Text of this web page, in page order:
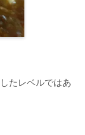
たレベルではあ